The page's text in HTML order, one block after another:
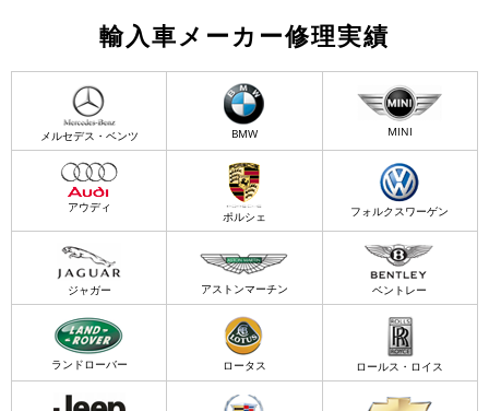
輸入車メーカー修理実績
メルセデス・ベンツ BMW MINI
アウディ
ポルシェ フォルクスワーゲン
ジャガー アストンマーチン ベントレー
ランドローバー ロータス ロールス・ロイス